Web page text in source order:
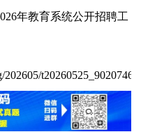
年教育系统公开招聘工